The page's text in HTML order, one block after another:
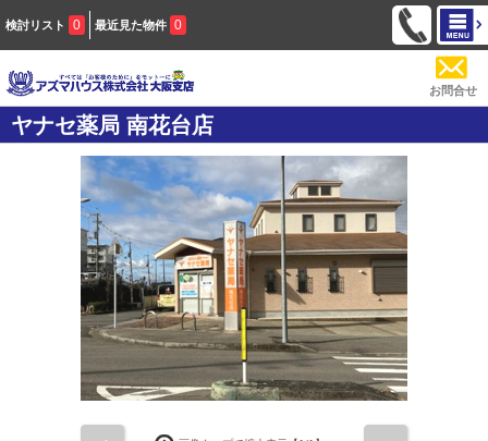
検討リスト 0 最近見た物件 0
お問合せ
ヤナセ薬局 南花台店